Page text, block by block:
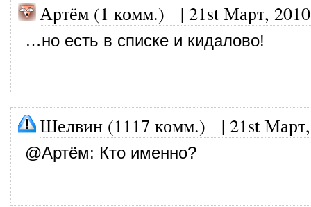
Артём (1 комм.) | 21st Март, 2010
…но есть в списке и кидалово!
Шелвин (1117 комм.) | 21st
@Артём: Кто именно?